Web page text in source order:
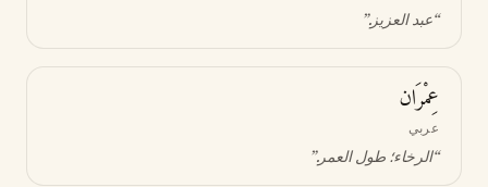
“عبد العزيز.”
عِمْرَان
عربي
“الرخاء؛ طول العمر.”